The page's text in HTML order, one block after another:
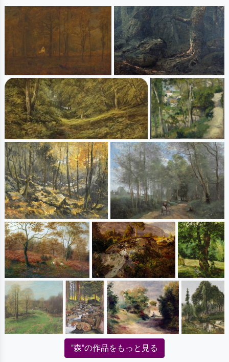
"森"の作品をもっと見る